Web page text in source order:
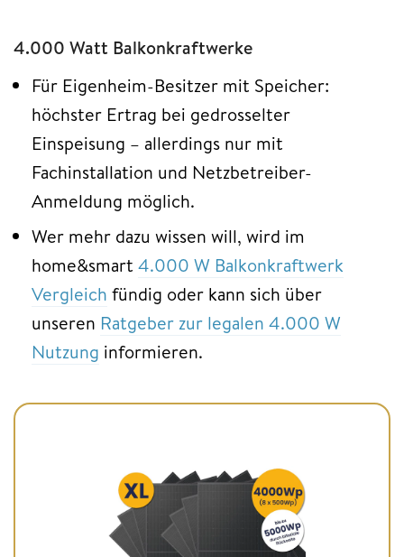
4.000 Watt Balkonkraftwerke
Für Eigenheim-Besitzer mit Speicher:
höchster Ertrag bei gedrosselter
Einspeisung – allerdings nur mit
Fachinstallation und Netzbetreiber-
Anmeldung möglich.
Wer mehr dazu wissen will, wird im
home&smart 4.000 W Balkonkraftwerk
Vergleich fündig oder kann sich über
unseren Ratgeber zur legalen 4.000 W
Nutzung informieren.